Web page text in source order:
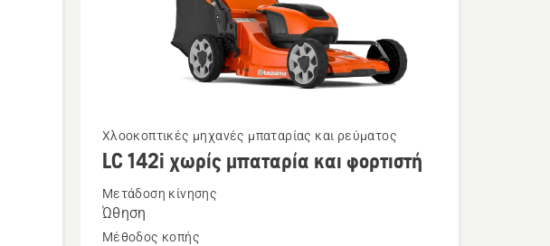
Δείτε
περισσότερες
λεπτομέρειες
για
Χλοοκοπτικές μηχανές μπαταρίας και ρεύματος
LC 142i χωρίς μπαταρία και φορτιστή
Μετάδοση κίνησης
Ώθηση
Μέθοδος κοπής